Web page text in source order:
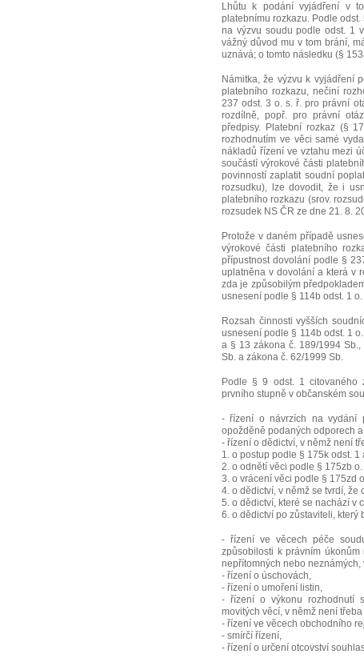
Lhůtu k podání vyjádření v
platebnímu rozkazu. Podle
na výzvu soudu podle odst. 1
vážný důvod mu v tom brání,
uznává; o tomto následku (§
Námitka, že výzvu k vyjádření
platebního rozkazu, nečiní
237 odst. 3 o. s. ř. pro právní
rozdílně, popř. pro právní
předpisy. Platební rozkaz (§
rozhodnutím ve věci samé
nákladů řízení ve vztahu mezi
součástí výrokové části
povinností zaplatit soudní
rozsudku), lze dovodit, že i
platebního rozkazu (srov.
rozsudek NS ČR ze dne 21. 8.
Protože v daném případě
výrokové části platebního
přípustnost dovolání podle §
uplatněna v dovolání a která v
zda je způsobilým
usnesení podle § 114b odst. 1
Rozsah činnosti vyšších
usnesení podle § 114b odst. 1
a § 13 zákona č. 189/1994
Sb. a zákona č. 62/1999 Sb.
Podle § 9 odst. 1 citovaného
prvního stupně v občanském
- řízení o návrzích na vydání
opožděně podaných odporech
- řízení o dědictví, v němž není
1. o postup podle § 175k odst. 1
2. o odnětí věci podle § 175zb o.
3. o vrácení věci podle § 175zd
4. o dědictví, v němž se tvrdí,
5. o dědictví, které se nachází v
6. o dědictví po zůstaviteli, který
- řízení ve věcech péče
způsobilosti k právním
nepřítomných nebo
- řízení o úschovách,
- řízení o umoření listin,
- řízení o výkonu rozhodnutí
movitých věcí, v němž není
- řízení ve věcech obchodního
- smírčí řízení,
- řízení o určení otcovství